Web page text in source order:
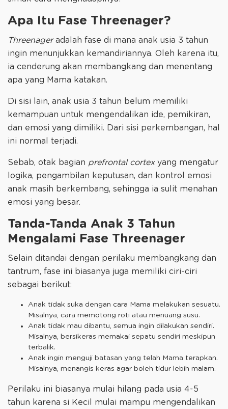
Apa Itu Fase Threenager?
Threenageradalah fase di mana anak usia 3 tahun
ingin menunjukkan kemandiriannya. Oleh karena itu,
ia cenderung akan membangkang dan menentang
apa yang Mama katakan.
Di sisi lain, anak usia 3 tahun belum memiliki
kemampuan untuk mengendalikan ide, pemikiran,
dan emosi yang dimiliki. Dari sisi perkembangan, hal
ini normal terjadi.
Sebab, otak bagian prefrontal cortexyang mengatur
logika, pengambilan keputusan, dan kontrol emosi
anak masih berkembang, sehingga ia sulit menahan
emosi yang besar.
Tanda-Tanda Anak 3 Tahun
Mengalami Fase Threenager
Selain ditandai dengan perilaku membangkang dan
tantrum, fase ini biasanya juga memiliki ciri-ciri
sebagai berikut:
Anak tidak suka dengan cara Mama melakukan sesuatu.
Misalnya, cara memotong roti atau menuang susu.
Anak tidak mau dibantu, semua ingin dilakukan sendiri.
Misalnya, bersikeras memakai sepatu sendiri meskipun
terbalik.
Anak ingin menguji batasan yang telah Mama terapkan.
Misalnya, menangis keras agar boleh tidur lebih malam.
Perilaku ini biasanya mulai hilang pada usia 4-5
tahun karena si Kecil mulai mampu mengendalikan